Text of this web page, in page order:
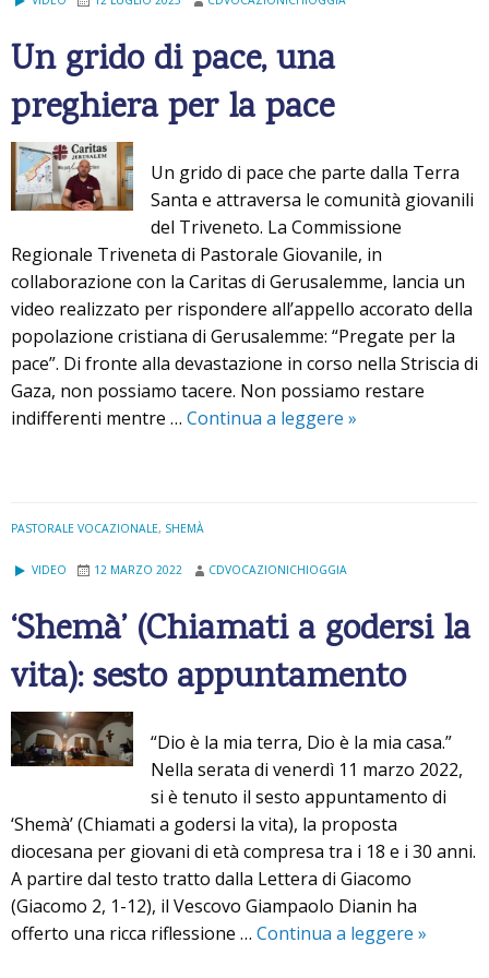
Un grido di pace, una
preghiera per la pace
Un grido di pace che parte dalla Terra
Santa e attraversa le comunità giovanili
del Triveneto. La Commissione
Regionale Triveneta di Pastorale Giovanile, in
collaborazione con la Caritas di Gerusalemme, lancia un
video realizzato per rispondere all’appello accorato della
popolazione cristiana di Gerusalemme: “Pregate per la
pace”. Di fronte alla devastazione in corso nella Striscia di
Gaza, non possiamo tacere. Non possiamo restare
indifferenti mentre … Continua a leggere U
i
p
a
e
,
u
n
a
p
r
e
»
PASTORALE VOCAZIONALE, SHEMÀ
VIDEO 12 MARZO 2022 CDVOCAZIONICHIOGGIA
‘Shemà’ (Chiamati a godersi la
vita): sesto appuntamento
“Dio è la mia terra, Dio è la mia casa.”
Nella serata di venerdì 11 marzo 2022,
si è tenuto il sesto appuntamento di
‘Shemà’ (Chiamati a godersi la vita), la proposta
diocesana per giovani di età compresa tra i 18 e i 30 anni.
A partire dal testo tratto dalla Lettera di Giacomo
(Giacomo 2, 1-12), il Vescovo Giampaolo Dianin ha
offerto una ricca riflessione … Continua a leggere ‘»